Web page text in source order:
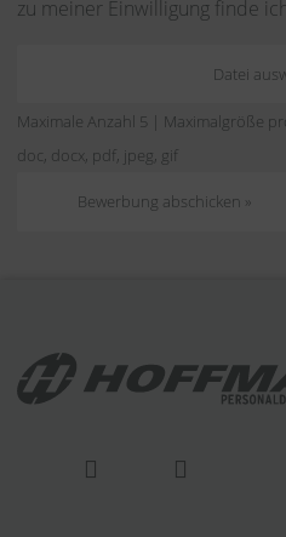
zu meiner Einwilligung finde
Datei
Maximale Anzahl 5 | Maximalgröße
doc, docx, pdf, jpeg, gif